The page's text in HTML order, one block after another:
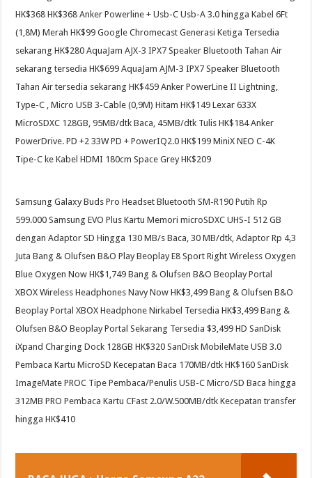
HK$368 HK$368 Anker Powerline + Usb-C Usb-A 3.0 hingga Kabel 6Ft
(1,8M) Merah HK$99 Google Chromecast Generasi Ketiga Tersedia
sekarang HK$280 AquaJam AJX-3 IPX7 Speaker Bluetooth Tahan Air
sekarang tersedia HK$699 AquaJam AJM-3 IPX7 Speaker Bluetooth
Tahan Air tersedia sekarang HK$459 Anker PowerLine II Lightning,
Type-C , Micro USB 3-Cable (0,9M) Hitam HK$149 Lexar 633X
MicroSDXC 128GB, 95MB/dtk Baca, 45MB/dtk Tulis HK$184 Anker
PowerDrive. PD +2 33W PD + PowerIQ2.0 HK$199 MiniX NEO C-4K
Tipe-C ke Kabel HDMI 180cm Space Grey HK$209
Samsung Galaxy Buds Pro Headset Bluetooth SM-R190 Putih Rp
599.000 Samsung EVO Plus Kartu Memori microSDXC UHS-I 512 GB
dengan Adaptor SD Hingga 130 MB/s Baca, 30 MB/dtk, Adaptor Rp 4,3
Juta Bang & Olufsen B&O Play Beoplay E8 Sport Right Wireless Oxygen
Blue Oxygen Now HK$1,749 Bang & Olufsen B&O Beoplay Portal
XBOX Wireless Headphones Navy Now HK$3,499 Bang & Olufsen B&O
Beoplay Portal XBOX Headphone Nirkabel Tersedia HK$3,499 Bang &
Olufsen B&O Beoplay Portal Sekarang Tersedia $3,499 HD SanDisk
iXpand Charging Dock 128GB HK$320 SanDisk MobileMate USB 3.0
Pembaca Kartu MicroSD Kecepatan Baca 170MB/dtk HK$160 SanDisk
ImageMate PROC Tipe Pembaca/Penulis USB-C Micro/SD Baca hingga
312MB PRO Pembaca Kartu CFast 2.0/W.500MB/dtk Kecepatan transfer
hingga HK$410